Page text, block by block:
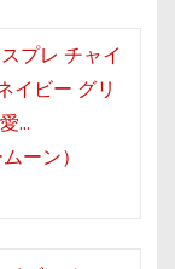
プレ チャイ
イビー グリ
…
ーン）